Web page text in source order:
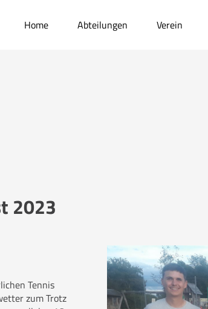
Home Abteilungen Verein
2023
Tennis
zum Trotz